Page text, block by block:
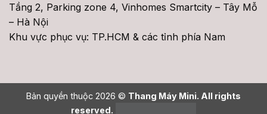
Tầng 2, Parking zone 4, Vinhomes Smartcity – Tây Mỗ
– Hà Nội
Khu vực phục vụ: TP.HCM & các tỉnh phía Nam
Bản quyền thuộc 2026 © Thang Máy Mini. All rights
reserved.